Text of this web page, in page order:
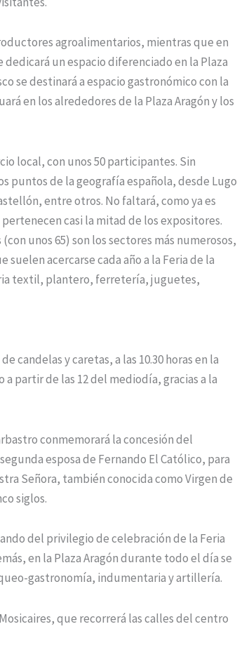
agroalimentarios, mientras que en
un espacio diferenciado en la Plaza
se destinará a espacio gastronómico con la
en los alrededores de la Plaza Aragón y los
local, con unos 50 participantes. Sin
puntos de la geografía española, desde Lugo
entre otros. No faltará, como ya es
casi la mitad de los expositores.
unos 65) son los sectores más numerosos,
acercarse cada año a la Feria de la
textil, plantero, ferretería, juguetes,
candelas y caretas, a las 10.30 horas en la
partir de las 12 del mediodía, gracias a la
conmemorará la concesión del
esposa de Fernando El Católico, para
Señora, también conocida como Virgen de
siglos.
del privilegio de celebración de la Feria
en la Plaza Aragón durante todo el día se
gastronomía, indumentaria y artillería.
que recorrerá las calles del centro